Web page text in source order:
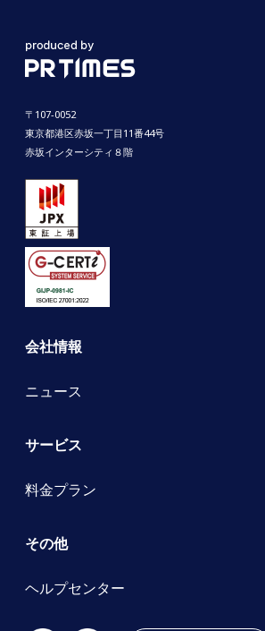
〒107-0052
東京都港区赤坂一丁目11番44号
赤坂インターシティ８階
会社情報
ニュース
サービス
料金プラン
その他
ヘルプセンター